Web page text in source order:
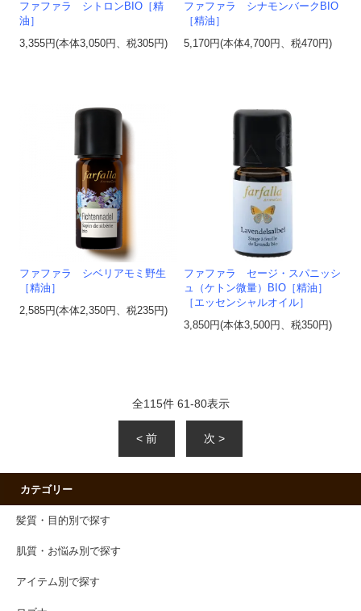
ファファラ シトロンBIO［精
油］
3,355円(本体3,050円、税305円)
ファファラ シナモンバークBIO
［精油］
5,170円(本体4,700円、税470円)
ファファラ シベリアモミ野生
［精油］
2,585円(本体2,350円、税235円)
ファファラ セージ・スパニッシ
ュ（ケトン微量）BIO［精油］
［エッセンシャルオイル］
3,850円(本体3,500円、税350円)
全115件 61-80表示
< 前 次 >
カテゴリー
髪質・目的別で探す
肌質・お悩み別で探す
アイテム別で探す